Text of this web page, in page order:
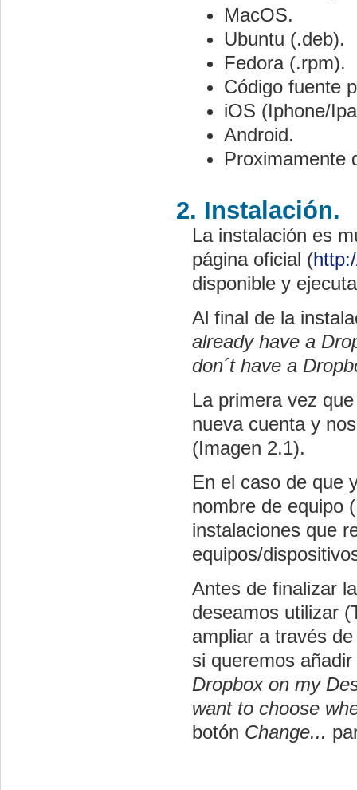
MacOS.
Ubuntu (.deb).
Fedora (.rpm).
Código fuente
iOS (Iphone/
Android.
Proximamente
2. Instalación.
La instalación es
página oficial (
disponible y
Al final de la
already have a
don´t have a
La primera vez
nueva cuenta y
(Imagen 2.1).
En el caso de que
nombre de equipo
instalaciones que
equipos/
Antes de finalizar
deseamos utilizar
ampliar a través
si queremos
Dropbox on my
want to choose
botón Change...